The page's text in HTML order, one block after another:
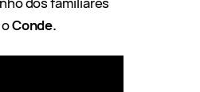
Conde.